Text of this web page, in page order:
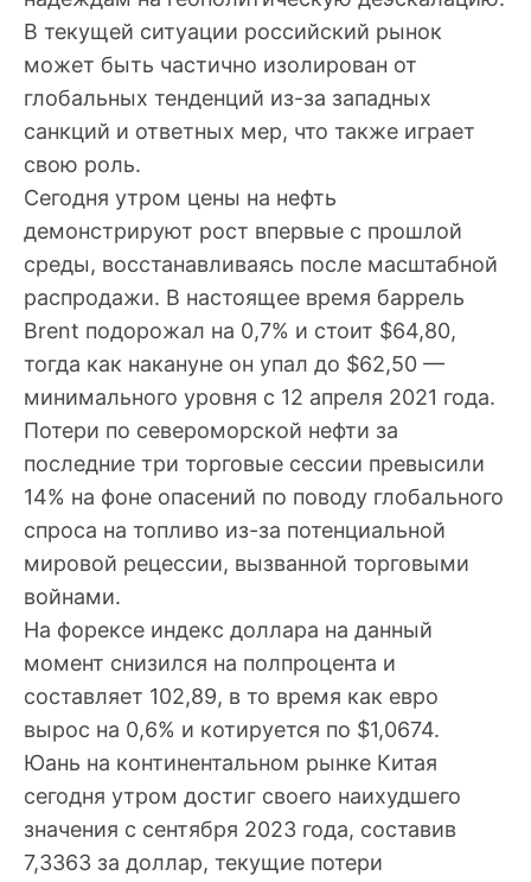
В текущей ситуации российский рынок
может быть частично изолирован от
глобальных тенденций из-за западных
санкций и ответных мер, что также играет
свою роль.
Сегодня утром цены на нефть
демонстрируют рост впервые с прошлой
среды, восстанавливаясь после масштабной
распродажи. В настоящее время баррель
Brent подорожал на 0,7% и стоит $64,80,
тогда как накануне он упал до $62,50 —
минимального уровня с 12 апреля 2021 года.
Потери по североморской нефти за
последние три торговые сессии превысили
14% на фоне опасений по поводу глобального
спроса на топливо из-за потенциальной
мировой рецессии, вызванной торговыми
войнами.
На форексе индекс доллара на данный
момент снизился на полпроцента и
составляет 102,89, в то время как евро
вырос на 0,6% и котируется по $1,0674.
Юань на континентальном рынке Китая
сегодня утром достиг своего наихудшего
значения с сентября 2023 года, составив
7,3363 за доллар, текущие потери